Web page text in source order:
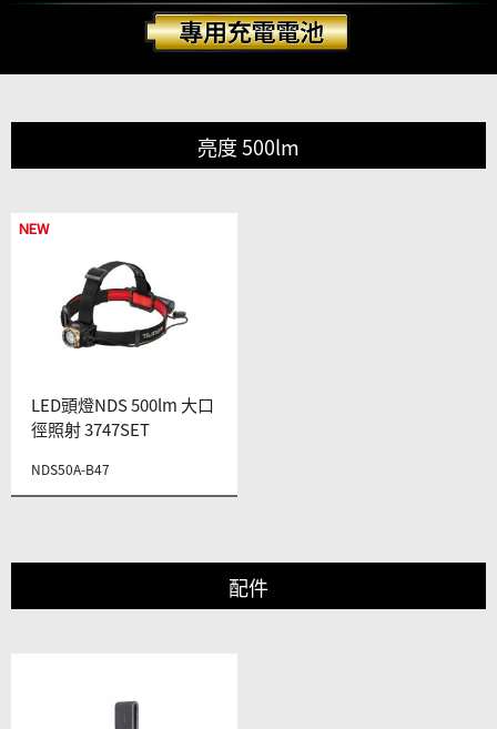
亮度 500lm
NEW
LED頭燈NDS 500lm 大口
徑照射 3747SET
NDS50A-B47
配件